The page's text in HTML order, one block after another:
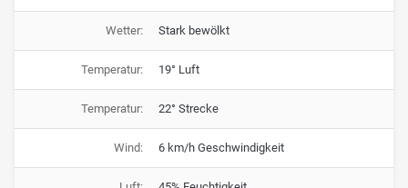
Wetter: Stark bewölkt
Temperatur: 19° Luft
Temperatur: 22° Strecke
Wind: 6 km/h Geschwindigkeit